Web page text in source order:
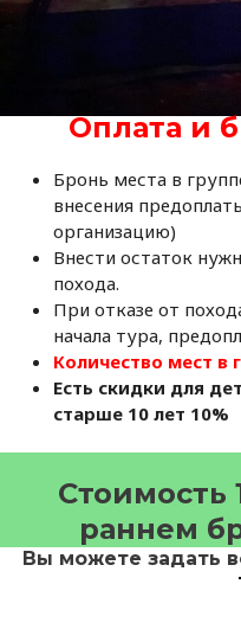
Оплата и
Бронь места в
внесения
организацию)
Внести остаток
похода.
При отказе от
начала тура,
Количество мест в
Есть скидки для
старше 10 лет 10%
Стоимость
раннем
Вы можете задать